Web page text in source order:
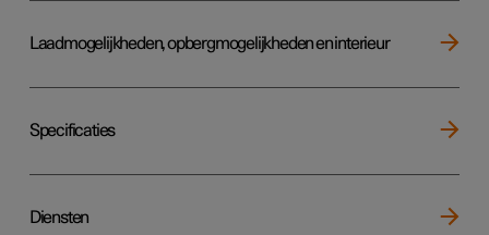
Laadmogelijkheden, opbergmogelijkheden en interieur
Specificaties
Diensten